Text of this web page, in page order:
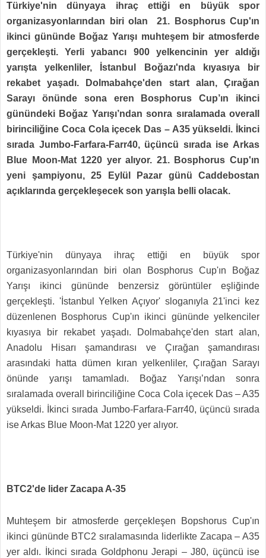
Türkiye'nin dünyaya ihraç ettiği en büyük spor
organizasyonlarından biri olan 21. Bosphorus Cup'ın
ikinci gününde Boğaz Yarışı muhteşem bir atmosferde
gerçekleşti. Yerli yabancı 900 yelkencinin yer aldığı
yarışta yelkenliler, İstanbul Boğazı'nda kıyasıya bir
rekabet yaşadı. Dolmabahçe'den start alan, Çırağan
Sarayı önünde sona eren Bosphorus Cup’ın ikinci
günündeki Boğaz Yarışı’ndan sonra sıralamada overall
birinciliğine Coca Cola içecek Das – A35 yükseldi. İkinci
sırada Jumbo-Farfara-Farr40, üçüncü sırada ise Arkas
Blue Moon-Mat 1220 yer alıyor. 21. Bosphorus Cup'ın
yeni şampiyonu, 25 Eylül Pazar günü Caddebostan
açıklarında gerçekleşecek son yarışla belli olacak.
Türkiye'nin dünyaya ihraç ettiği en büyük spor
organizasyonlarından biri olan Bosphorus Cup'ın Boğaz
Yarışı ikinci gününde benzersiz görüntüler eşliğinde
gerçekleşti. 'İstanbul Yelken Açıyor' sloganıyla 21'inci kez
düzenlenen Bosphorus Cup'ın ikinci gününde yelkenciler
kıyasıya bir rekabet yaşadı. Dolmabahçe'den start alan,
Anadolu Hisarı şamandırası ve Çırağan şamandırası
arasındaki hatta dümen kıran yelkenliler, Çırağan Sarayı
önünde yarışı tamamladı. Boğaz Yarışı’ndan sonra
sıralamada overall birinciliğine Coca Cola içecek Das – A35
yükseldi. İkinci sırada Jumbo-Farfara-Farr40, üçüncü sırada
ise Arkas Blue Moon-Mat 1220 yer alıyor.
BTC2'de lider Zacapa A-35
Muhteşem bir atmosferde gerçekleşen Bopshorus Cup'ın
ikinci gününde BTC2 sıralamasında liderlikte Zacapa – A35
yer aldı. İkinci sırada Goldphonu Jerapi – J80, üçüncü ise